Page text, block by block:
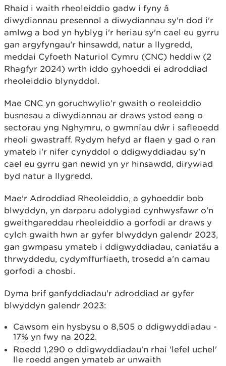
Rhaid i waith rheoleiddio gadw i fyny â
diwydiannau presennol a diwydiannau sy'n dod i'r
amlwg a bod yn hyblyg i'r heriau sy'n cael eu gyrru
gan argyfyngau’r hinsawdd, natur a llygredd,
meddai Cyfoeth Naturiol Cymru (CNC) heddiw (2
Rhagfyr 2024) wrth iddo gyhoeddi ei adroddiad
rheoleiddio blynyddol.
Mae CNC yn goruchwylio’r gwaith o reoleiddio
busnesau a diwydiannau ar draws ystod eang o
sectorau yng Nghymru, o gwmnïau dŵr i safleoedd
rheoli gwastraff. Rydym hefyd ar flaen y gad o ran
ymateb i'r nifer cynyddol o ddigwyddiadau sy'n
cael eu gyrru gan newid yn yr hinsawdd, dirywiad
byd natur a llygredd.
Mae'r Adroddiad Rheoleiddio, a gyhoeddir bob
blwyddyn, yn darparu adolygiad cynhwysfawr o'n
gweithgareddau rheoleiddio a gorfodi ar draws y
cylch gwaith hwn ar gyfer blwyddyn galendr 2023,
gan gwmpasu ymateb i ddigwyddiadau, caniatáu a
thrwyddedu, cydymffurfiaeth, trosedd a'n camau
gorfodi a chosbi.
Dyma brif ganfyddiadau'r adroddiad ar gyfer
blwyddyn galendr 2023:
Cawsom ein hysbysu o 8,505 o ddigwyddiadau -
17% yn fwy na 2022.
Roedd 1,290 o ddigwyddiadau'n rhai 'lefel uchel'
lle roedd angen ymateb ar unwaith